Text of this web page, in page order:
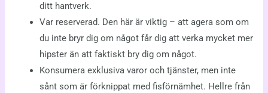
ditt hantverk.
Var reserverad. Den här är viktig – att agera som om
du inte bryr dig om något får dig att verka mycket mer
hipster än att faktiskt bry dig om något.
Konsumera exklusiva varor och tjänster, men inte
sånt som är förknippat med fisförnämhet. Hellre från